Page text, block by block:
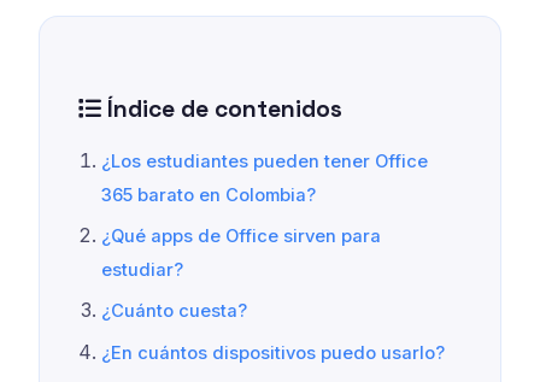
Índice de contenidos
¿Los estudiantes pueden tener Office
365 barato en Colombia?
¿Qué apps de Office sirven para
estudiar?
¿Cuánto cuesta?
¿En cuántos dispositivos puedo usarlo?